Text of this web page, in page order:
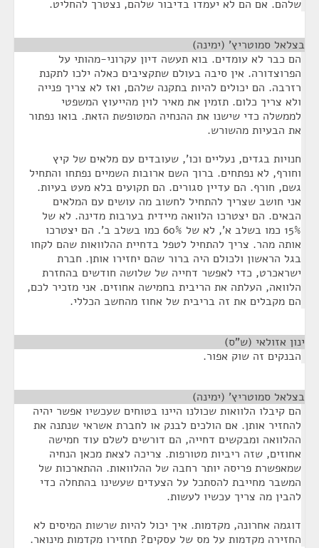
שלהם. אם הם לא יעמדו בדיבור שלהם, נצטרך להחליט.
בצלאל סמוטריץ' (ימינה)
הם כבר לא עומדים. בוא תעשה דיון עקרוני-מהותי על
הפרוצדורה. אין סיבה בעולם שתקציבים כאלה ילכו לתקנת
רזרבה. הם יכולים להיות בתקנה שלהם, ואז לא צריך פנייה
ולא צריך כלום. תזמין את מאיר לוין מהייעוץ המשפטי
לממשלה כדי שישנו את ההנחיה המטופשת הזאת. בואו נפתור
את הבעיות מהשורש.
חנויות בגדים, נעליים וכו', שעובדים עם מלאים של קיץ
וחורף, לא נפתחים. ברוך השם ארובות השמיים נפתחו והתחיל
גשם, חורף. הם עדיין סגורים. הם תקועים בלא מעט בעיות.
אני חושב שצריך להתחיל לחשוב מה עושים עם המלאים
הבאים. הם יצטרכו הלוואה מיידית בערבות מדינה. לא של
15% כמו בשלב א', לא של 60% כמו בשלב ב'. הם יצטרכו
אותה מהר. צריך להתחיל לטפל בדחיית ההלוואות שהם לקחו
בגל הראשון ולכולם היה ברור שהם יחזירו אותן. חברת
ישראכרט, כדי לאפשר דחייה של שלושה חודשים בהחזרת
הלוואה, העלתה את הריבית בחמישה אחוזים. אני מזכיר לכם,
הם מקבלים את זה בריבית של אחוז מהחשב הכללי.
ינון אזולאי (ש"ס)
הבנקים זה שוק אפור.
בצלאל סמוטריץ' (ימינה)
הם קיבלו הלוואות שכולנו היינו בטוחים שעכשיו אפשר יהיה
להחזיר אותן. אם הולכים לבנק או לחברת אשראי שנתנה את
ההלוואה ומבקשים דחייה, הם דורשים לשלם עוד חמישה
אחוזים, שזה ריביות מטורפות. צריכה לצאת מכאן הנחיה
שמאפשרת פריסה יותר רחבה של ההלוואות. ההתארכות של
המשבר מחייבת להסתכל על הצעדים שעשינו בהתחלה כדי
להבין מה צריך עכשיו לעשות.
דוגמה אחרונה, מקדמות. איך יכול להיות שרשות המיסים לא
החזירה מקדמות על מס של עסקים? תחזירו מקדמות מינואר.